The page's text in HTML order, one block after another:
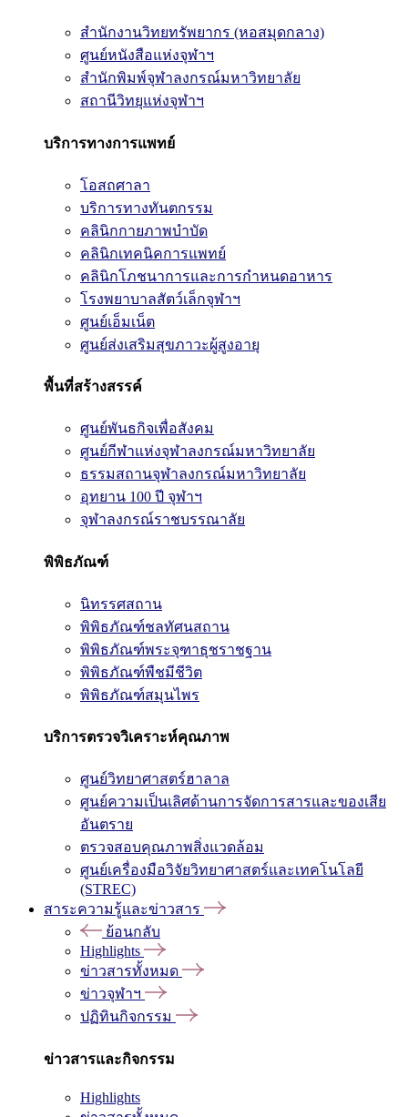
สำนักงานวิทยทรัพยากร (หอสมุดกลาง)
ศูนย์หนังสือแห่งจุฬาฯ
สำนักพิมพ์จุฬาลงกรณ์มหาวิทยาลัย
สถานีวิทยุแห่งจุฬาฯ
บริการทางการแพทย์
โอสถศาลา
บริการทางทันตกรรม
คลินิกกายภาพบำบัด
คลินิกเทคนิคการแพทย์
คลินิกโภชนาการและการกำหนดอาหาร
โรงพยาบาลสัตว์เล็กจุฬาฯ
ศูนย์เอ็มเน็ต
ศูนย์ส่งเสริมสุขภาวะผู้สูงอายุ
พื้นที่สร้างสรรค์
ศูนย์พันธกิจเพื่อสังคม
ศูนย์กีฬาแห่งจุฬาลงกรณ์มหาวิทยาลัย
ธรรมสถานจุฬาลงกรณ์มหาวิทยาลัย
อุทยาน 100 ปี จุฬาฯ
จุฬาลงกรณ์ราชบรรณาลัย
พิพิธภัณฑ์
นิทรรศสถาน
พิพิธภัณฑ์ชลทัศนสถาน
พิพิธภัณฑ์พระจุฑาธุชราชฐาน
พิพิธภัณฑ์พืชมีชีวิต
พิพิธภัณฑ์สมุนไพร
บริการตรวจวิเคราะห์คุณภาพ
ศูนย์วิทยาศาสตร์ฮาลาล
ศูนย์ความเป็นเลิศด้านการจัดการสารและของเสีย
อันตราย
ตรวจสอบคุณภาพสิ่งแวดล้อม
ศูนย์เครื่องมือวิจัยวิทยาศาสตร์และเทคโนโลยี
(STREC)
สาระความรู้และข่าวสาร
ย้อนกลับ
Highlights
ข่าวสารทั้งหมด
ข่าวจุฬาฯ
ปฏิทินกิจกรรม
ข่าวสารและกิจกรรม
Highlights